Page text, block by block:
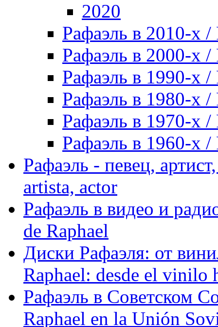
2020
Рафаэль в 2010-х /
Рафаэль в 2000-х /
Рафаэль в 1990-х /
Рафаэль в 1980-х /
Рафаэль в 1970-х /
Рафаэль в 1960-х /
Рафаэль - певец,
artista, actor
Рафаэль в видео и
de Raphael
Диски Рафаэля: от
Raphael: desde el vinilo
Рафаэль в Советском
Raphael en la Unión